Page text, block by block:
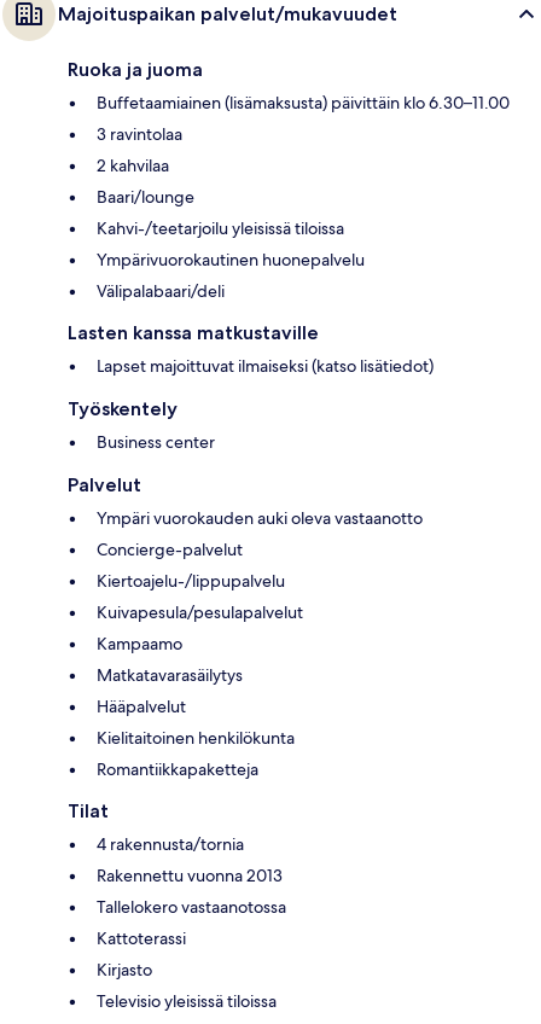
Majoituspaikan palvelut/mukavuudet
Ruoka ja juoma
Buffetaamiainen (lisämaksusta) päivittäin klo 6.30–11.00
3 ravintolaa
2 kahvilaa
Baari/lounge
Kahvi-/teetarjoilu yleisissä tiloissa
Ympärivuorokautinen huonepalvelu
Välipalabaari/deli
Lasten kanssa matkustaville
Lapset majoittuvat ilmaiseksi (katso lisätiedot)
Työskentely
Business center
Palvelut
Ympäri vuorokauden auki oleva vastaanotto
Concierge-palvelut
Kiertoajelu-/lippupalvelu
Kuivapesula/pesulapalvelut
Kampaamo
Matkatavarasäilytys
Hääpalvelut
Kielitaitoinen henkilökunta
Romantiikkapaketteja
Tilat
4 rakennusta/tornia
Rakennettu vuonna 2013
Tallelokero vastaanotossa
Kattoterassi
Kirjasto
Televisio yleisissä tiloissa